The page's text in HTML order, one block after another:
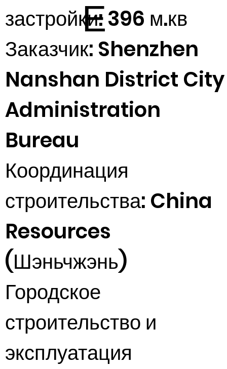
ия
Е
застройки: 396 м.кв
Заказчик: Shenzhen
Nanshan District City
Administration
Bureau
Координация
строительства: China
Resources
(Шэньчжэнь)
Городское
строительство и
эксплуатация